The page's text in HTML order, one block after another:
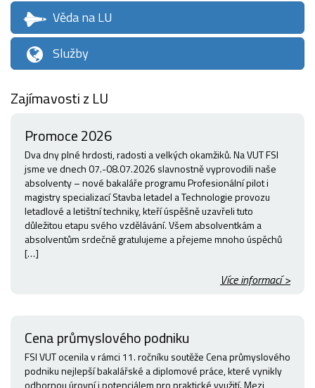
Věda na LU
Služby
Zajímavosti z LU
Promoce 2026
Dva dny plné hrdosti, radosti a velkých okamžiků. Na VUT FSI
jsme ve dnech 07.-08.07.2026 slavnostně vyprovodili naše
absolventy – nové bakaláře programu Profesionální pilot i
magistry specializací Stavba letadel a Technologie provozu
letadlové a letištní techniky, kteří úspěšně uzavřeli tuto
důležitou etapu svého vzdělávání. Všem absolventkám a
absolventům srdečně gratulujeme a přejeme mnoho úspěchů
[…]
Více informací >
Cena průmyslového podniku
FSI VUT ocenila v rámci 11. ročníku soutěže Cena průmyslového
podniku nejlepší bakalářské a diplomové práce, které vynikly